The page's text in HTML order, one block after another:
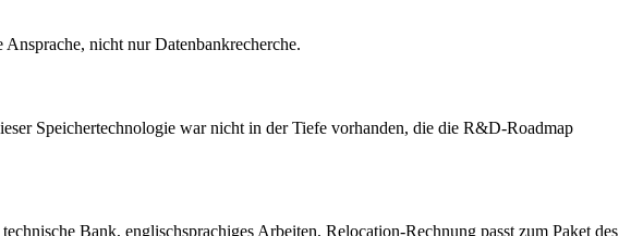
nicht nur Datenbankrecherche.
Speichertechnologie war nicht in der Tiefe vorhanden, die die R&D-Roadmap
Bank, englischsprachiges Arbeiten, Relocation-Rechnung passt zum Paket des